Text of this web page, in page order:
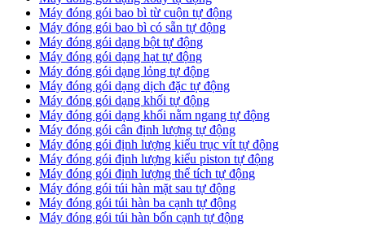
Máy đóng gói bao bì từ cuộn tự động
Máy đóng gói bao bì có sẵn tự động
Máy đóng gói dạng bột tự động
Máy đóng gói dạng hạt tự động
Máy đóng gói dạng lỏng tự động
Máy đóng gói dạng dịch đặc tự động
Máy đóng gói dạng khối tự động
Máy đóng gói dạng khối nằm ngang tự động
Máy đóng gói cân định lượng tự động
Máy đóng gói định lượng kiểu trục vít tự động
Máy đóng gói định lượng kiểu piston tự động
Máy đóng gói định lượng thể tích tự động
Máy đóng gói túi hàn mặt sau tự động
Máy đóng gói túi hàn ba cạnh tự động
Máy đóng gói túi hàn bốn cạnh tự động